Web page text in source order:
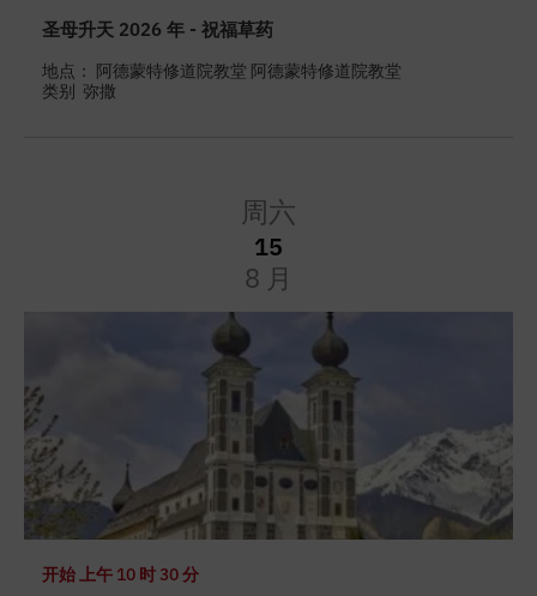
圣母升天 2026 年 - 祝福草药
地点： 阿德蒙特修道院教堂 阿德蒙特修道院教堂
类别 弥撒
周六
15
8 月
开始上午 10 时 30 分